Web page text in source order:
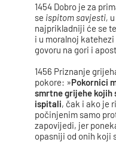
1454 Dobro je za
se ispitom savjesti,
najprikladniji će se
i u moralnoj
govoru na gori i
1456 Priznanje
pokore: »Pokornici
smrtne grijehe kojih
ispitali, čak i ako je
počinjenim samo
zapovijedi, jer
opasniji od onih koji